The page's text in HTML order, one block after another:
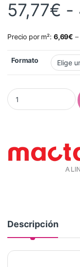
57,77€ -
Precio por m²: 6,69€ –
Formato
Vinilo Mactac 9889-
Descripción